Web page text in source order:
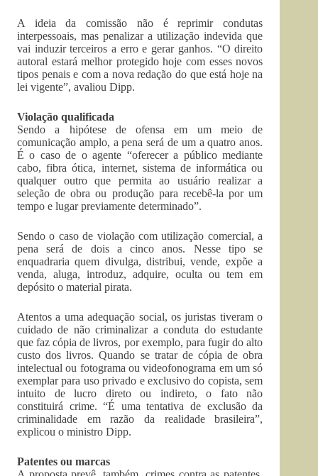
A ideia da comissão não é reprimir condutas
interpessoais, mas penalizar a utilização indevida que
vai induzir terceiros a erro e gerar ganhos. “O direito
autoral estará melhor protegido hoje com esses novos
tipos penais e com a nova redação do que está hoje na
lei vigente”, avaliou Dipp.
Violação qualificada
Sendo a hipótese de ofensa em um meio de
comunicação amplo, a pena será de um a quatro anos.
É o caso de o agente “oferecer a público mediante
cabo, fibra ótica, internet, sistema de informática ou
qualquer outro que permita ao usuário realizar a
seleção de obra ou produção para recebê-la por um
tempo e lugar previamente determinado”.
Sendo o caso de violação com utilização comercial, a
pena será de dois a cinco anos. Nesse tipo se
enquadraria quem divulga, distribui, vende, expõe a
venda, aluga, introduz, adquire, oculta ou tem em
depósito o material pirata.
Atentos a uma adequação social, os juristas tiveram o
cuidado de não criminalizar a conduta do estudante
que faz cópia de livros, por exemplo, para fugir do alto
custo dos livros. Quando se tratar de cópia de obra
intelectual ou fotograma ou videofonograma em um só
exemplar para uso privado e exclusivo do copista, sem
intuito de lucro direto ou indireto, o fato não
constituirá crime. “É uma tentativa de exclusão da
criminalidade em razão da realidade brasileira”,
explicou o ministro Dipp.
Patentes ou marcas